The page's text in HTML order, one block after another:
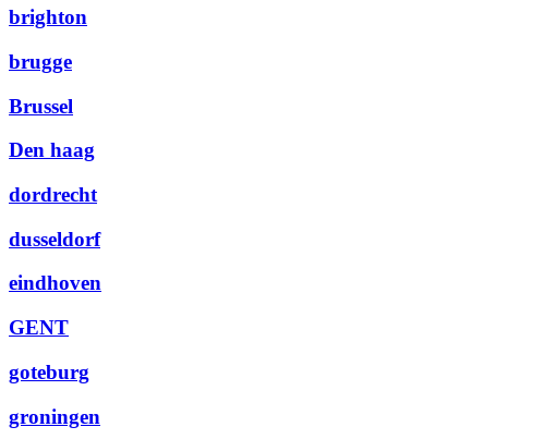
brighton
brugge
Brussel
Den haag
dordrecht
dusseldorf
eindhoven
GENT
goteburg
groningen